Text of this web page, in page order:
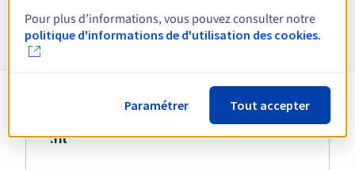
Informations sur le .fit
Création de votre nom de domaine en
.fit
Pour plus d’informations, vous pouvez consulter notre
politique d'informations de d'utilisation des cookies.
Paramétrer Tout accepter